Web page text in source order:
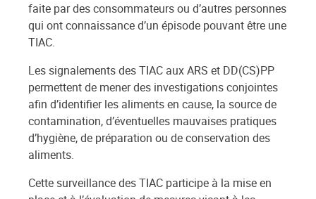
faite par des consommateurs ou d’autres personnes
qui ont connaissance d’un épisode pouvant être une
TIAC.
Les signalements des TIAC aux ARS et DD(CS)PP
permettent de mener des investigations conjointes
afin d’identifier les aliments en cause, la source de
contamination, d’éventuelles mauvaises pratiques
d’hygiène, de préparation ou de conservation des
aliments.
Cette surveillance des TIAC participe à la mise en